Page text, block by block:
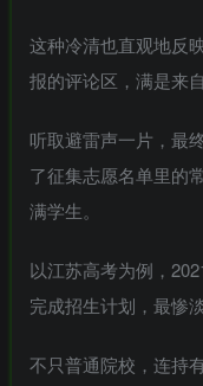
这种冷清也直观地反
报的评论区，满是来
听取避雷声一片，最
了征集志愿名单里的
满学生。
以江苏高考为例，
完成招生计划，最惨
不只普通院校，连持